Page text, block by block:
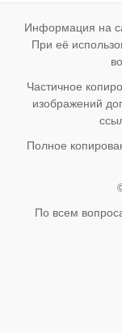
Информация на
При её
Частичное
изображений
Полное
По всем